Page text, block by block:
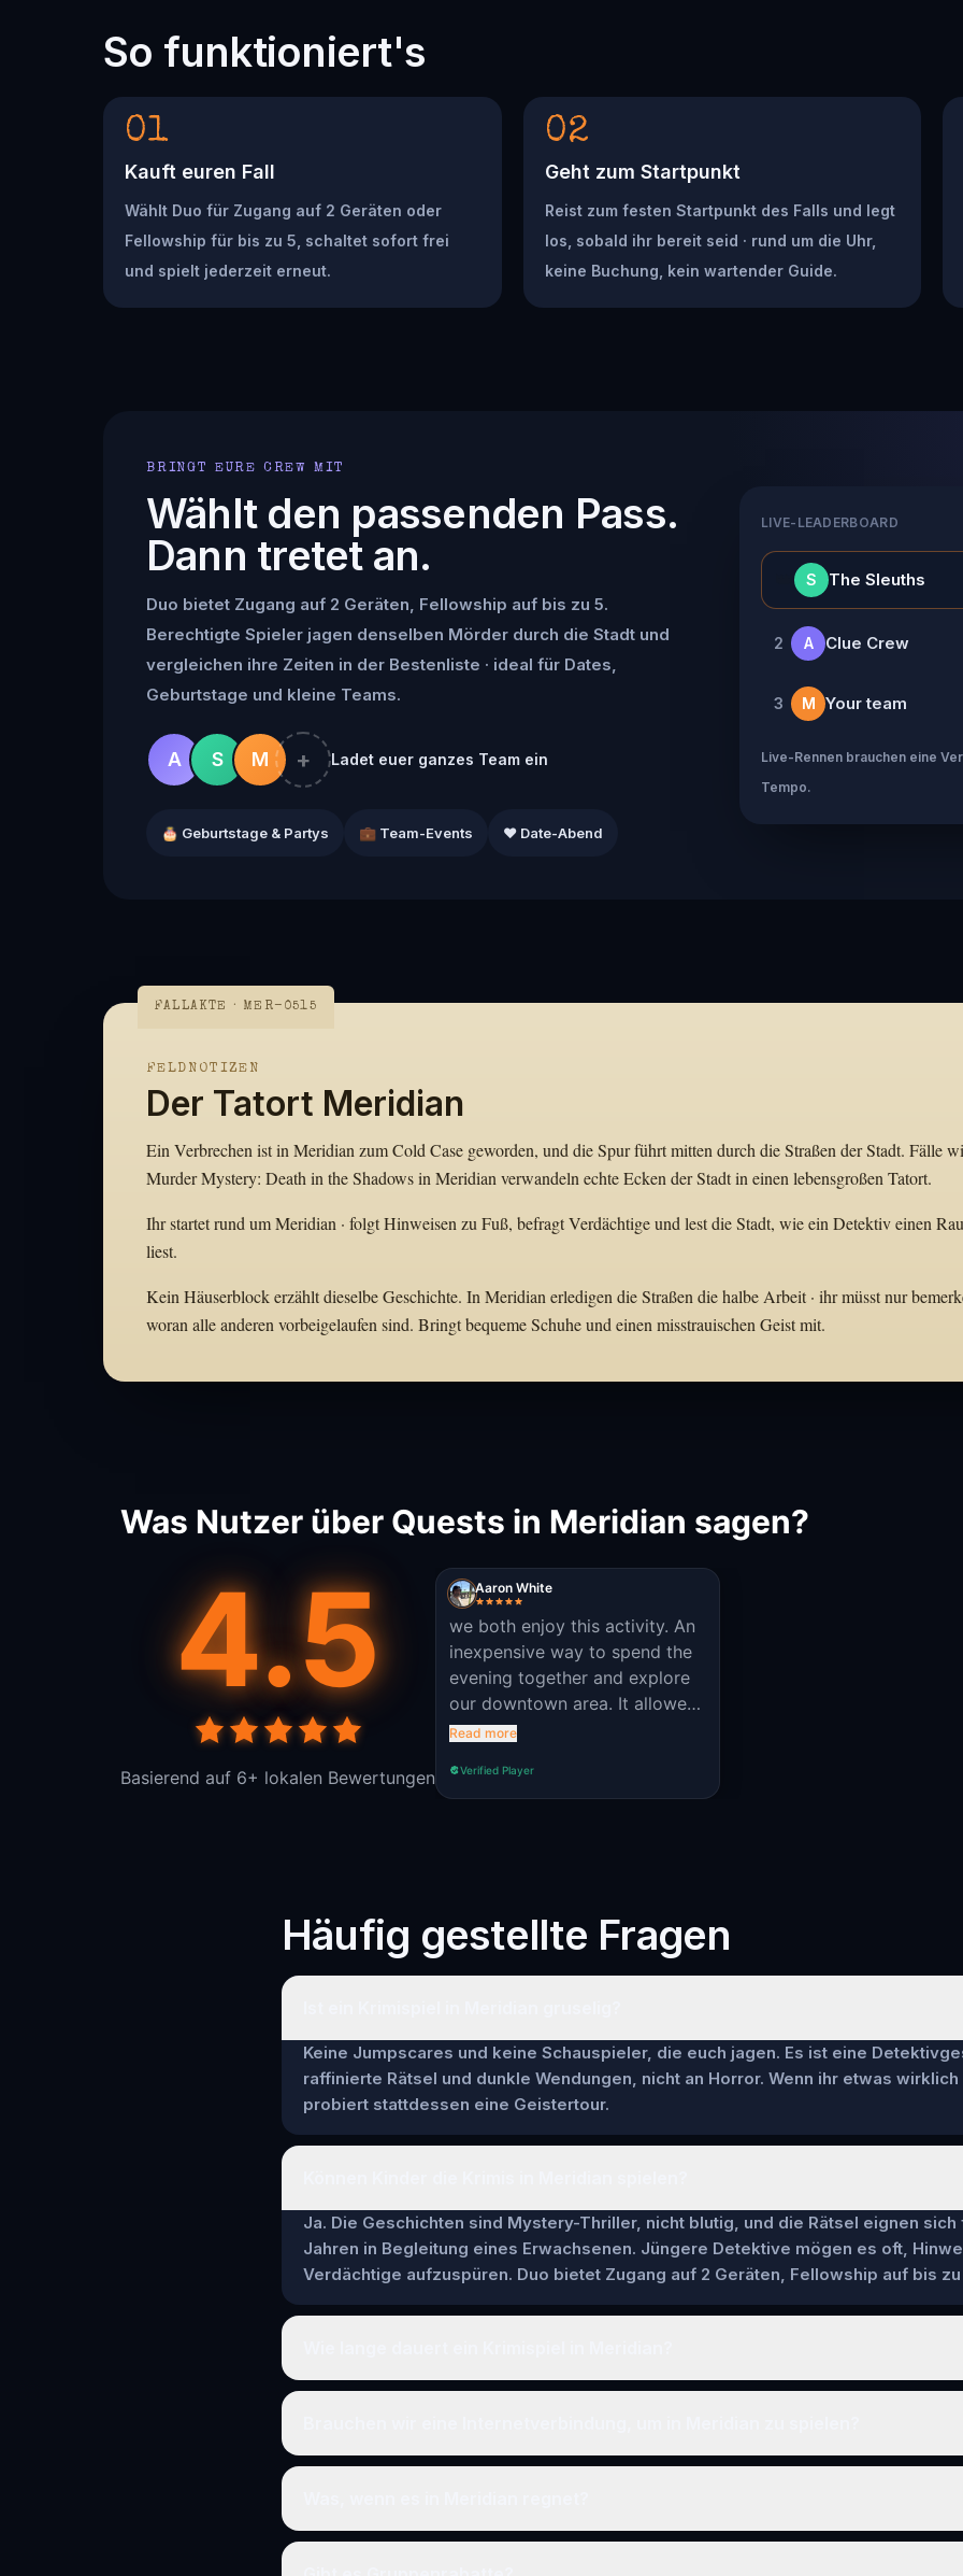
So funktioniert's
01
Kauft euren Fall
Wählt Duo für Zugang auf 2 Geräten oder
Fellowship für bis zu 5, schaltet sofort frei
und spielt jederzeit erneut.
02
Geht zum Startpunkt
Reist zum festen Startpunkt des Falls und legt
los, sobald ihr bereit seid · rund um die Uhr,
keine Buchung, kein wartender Guide.
BRINGT EURE CREW MIT
Wählt den passenden Pass.
Dann tretet an.
Duo bietet Zugang auf 2 Geräten, Fellowship auf bis zu 5.
Berechtigte Spieler jagen denselben Mörder durch die Stadt und
vergleichen ihre Zeiten in der Bestenliste · ideal für Dates,
Geburtstage und kleine Teams.
A S M + Ladet euer ganzes Team ein
🎂 Geburtstage & Partys 💼 Team-Events ❤️ Date-Abend
LIVE-LEADERBOARD
S The Sleuths
2 A Clue Crew
3 M Your team
Live-Rennen brauchen eine
Tempo.
FALLAKTE · MER-0515
FELDNOTIZEN
Der Tatort Meridian
Ein Verbrechen ist in Meridian zum Cold Case geworden, und die Spur führt mitten durch die Straßen der Stadt. Fälle
Murder Mystery: Death in the Shadows in Meridian verwandeln echte Ecken der Stadt in einen lebensgroßen Tatort.
Ihr startet rund um Meridian · folgt Hinweisen zu Fuß, befragt Verdächtige und lest die Stadt, wie ein Detektiv einen
liest.
Kein Häuserblock erzählt dieselbe Geschichte. In Meridian erledigen die Straßen die halbe Arbeit · ihr müsst nur
woran alle anderen vorbeigelaufen sind. Bringt bequeme Schuhe und einen misstrauischen Geist mit.
Was Nutzer über Quests in Meridian sagen?
4.5
Basierend auf 6+ lokalen Bewertungen
Aaron White
we both enjoy this activity. An
inexpensive way to spend the
evening together and explore
our downtown area. It allowed
us to spot some businesses we
Admittedly, we were still
Read more
Verified Player
Häufig gestellte Fragen
Keine Jumpscares und keine Schauspieler, die euch jagen. Es ist eine
raffinierte Rätsel und dunkle Wendungen, nicht an Horror. Wenn ihr etwas
probiert stattdessen eine Geistertour.
Ja. Die Geschichten sind Mystery-Thriller, nicht blutig, und die Rätsel eignen sich
Jahren in Begleitung eines Erwachsenen. Jüngere Detektive mögen es oft,
Verdächtige aufzuspüren. Duo bietet Zugang auf 2 Geräten, Fellowship auf bis zu